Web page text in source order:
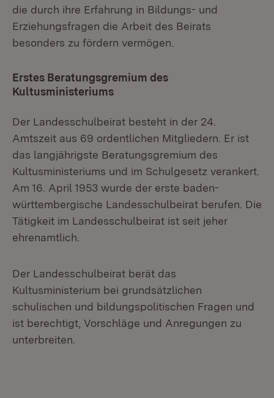
die durch ihre Erfahrung in Bildungs- und
Erziehungsfragen die Arbeit des Beirats
besonders zu fördern vermögen.
Erstes Beratungsgremium des
Kultusministeriums
Der Landesschulbeirat besteht in der 24.
Amtszeit aus 69 ordentlichen Mitgliedern. Er ist
das langjährigste Beratungsgremium des
Kultusministeriums und im Schulgesetz verankert.
Am 16. April 1953 wurde der erste baden-
württembergische Landesschulbeirat berufen. Die
Tätigkeit im Landesschulbeirat ist seit jeher
ehrenamtlich.
Der Landesschulbeirat berät das
Kultusministerium bei grundsätzlichen
schulischen und bildungspolitischen Fragen und
ist berechtigt, Vorschläge und Anregungen zu
unterbreiten.